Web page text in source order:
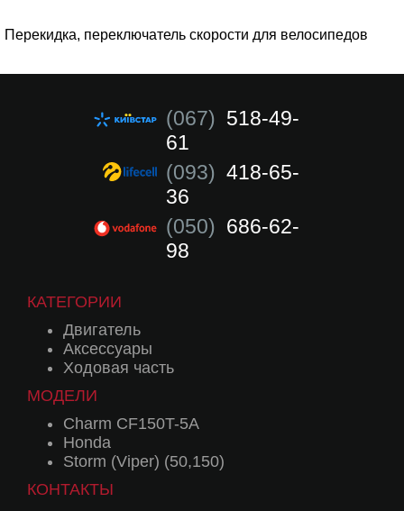
Перекидка, переключатель скорости для велосипедов
(067) 518-49-
61
(093) 418-65-
36
(050) 686-62-
98
КАТЕГОРИИ
Двигатель
Аксессуары
Ходовая часть
МОДЕЛИ
Charm CF150T-5A
Honda
Storm (Viper) (50,150)
КОНТАКТЫ